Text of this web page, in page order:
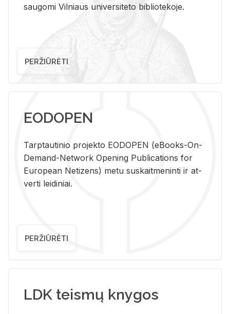
saugomi Vilniaus universiteto bibliotekoje.
PERŽIŪRĖTI
EODOPEN
Tarp­tau­ti­nio pro­jek­to EO­DO­PEN (eBo­oks-On-
De­mand-Ne­twork Ope­ning Pub­li­ca­tions for
Eu­ro­pe­an Ne­ti­zens) metu su­skait­me­nin­ti ir at­
ver­ti lei­di­niai.
PERŽIŪRĖTI
LDK teismų knygos